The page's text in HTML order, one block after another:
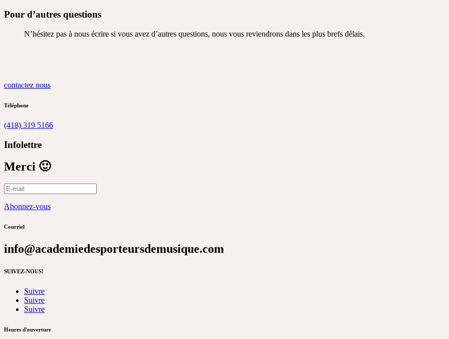
Pour d’autres questions
N’hésitez pas à nous écrire si vous avez d’autres questions, nous vous reviendrons dans les plus brefs délais.
contactez nous
Téléphone
(418) 319 5166
Infolettre
Merci 🙂
Abonnez-vous
Courriel
info@academiedesporteursdemusique.com
SUIVEZ-NOUS!
Suivre
Suivre
Suivre
Heures d'ouverture